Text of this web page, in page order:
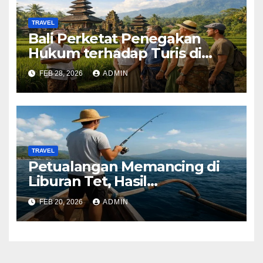
TRAVEL
Bali Perketat Penegakan
Hukum terhadap Turis di
Tempat Wisata Populer
FEB 28, 2026 ADMIN
TRAVEL
Petualangan Memancing di
Liburan Tet, Hasil
Tangkapannya Melimpah
FEB 20, 2026 ADMIN